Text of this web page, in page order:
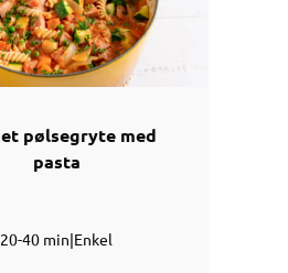
pølsegryte med
pasta
20-40 min|Enkel